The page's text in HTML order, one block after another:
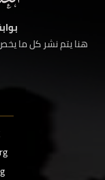
هنا يتم نشر كل ما